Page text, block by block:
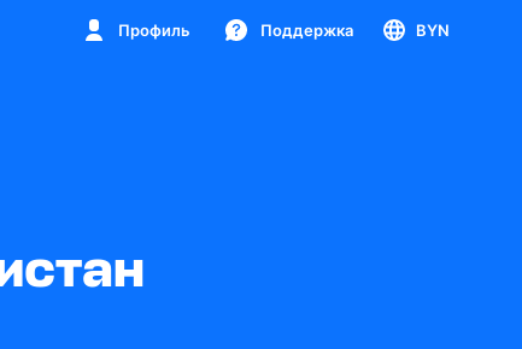
Профиль Поддержка BYN